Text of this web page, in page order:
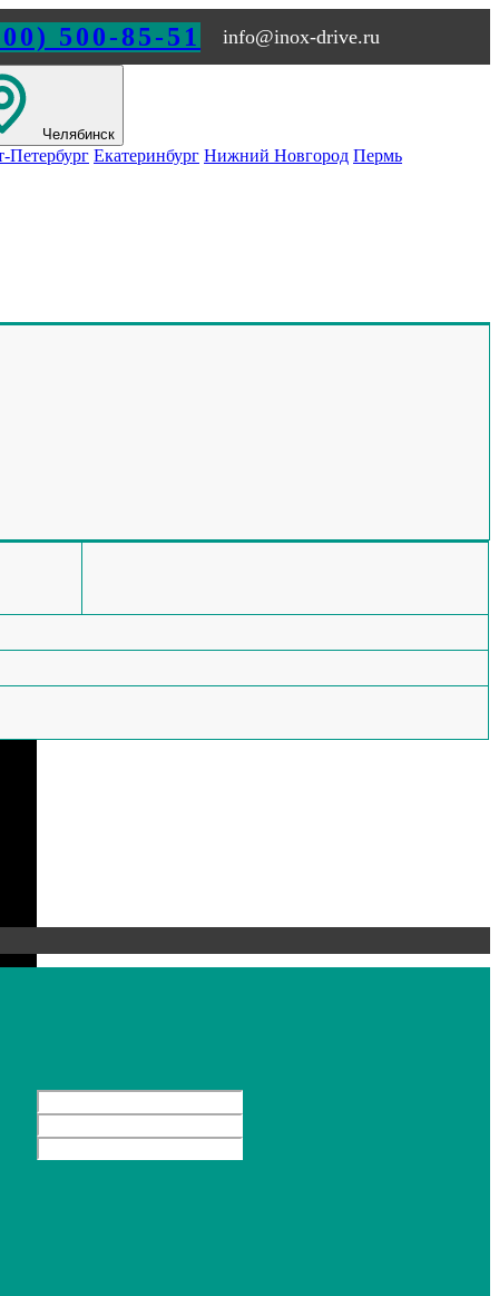
500-85-51 info@inox-drive.ru
Челябинск
Петербург Екатеринбург Нижний Новгород Пермь